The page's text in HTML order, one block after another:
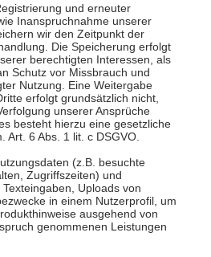
und erneuter
Inanspruchnahme unserer
wir den Zeitpunkt der
Die Speicherung erfolgt
berechtigten Interessen, als
Schutz vor Missbrauch und
Nutzung. Eine Weitergabe
erfolgt grundsätzlich nicht,
unserer Ansprüche
besteht hierzu eine gesetzliche
Art. 6 Abs. 1 lit. c DSGVO.
(z.B. besuchte
Zugriffszeiten) und
Uploads von
in einem Nutzerprofil, um
ausgehend von
genommenen Leistungen